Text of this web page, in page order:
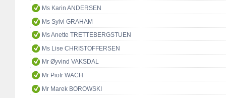
Ms Karin ANDERSEN
Ms Sylvi GRAHAM
Ms Anette TRETTEBERGSTUEN
Ms Lise CHRISTOFFERSEN
Mr Øyvind VAKSDAL
Mr Piotr WACH
Mr Marek BOROWSKI